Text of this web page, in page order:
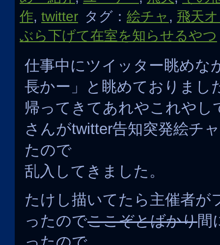
作, twitter タグ： 絵チャ , 飛天
ぶら下げて在室を知らせるやつ
仕事中にツイッター眺めな
長かー」と眺めておりまし
帰ってきてあれやこれやし
さんがtwitter告知突発絵チ
たので
乱入してきました。
たけし描いてたら主催者が
ったのでここぞとばかり間